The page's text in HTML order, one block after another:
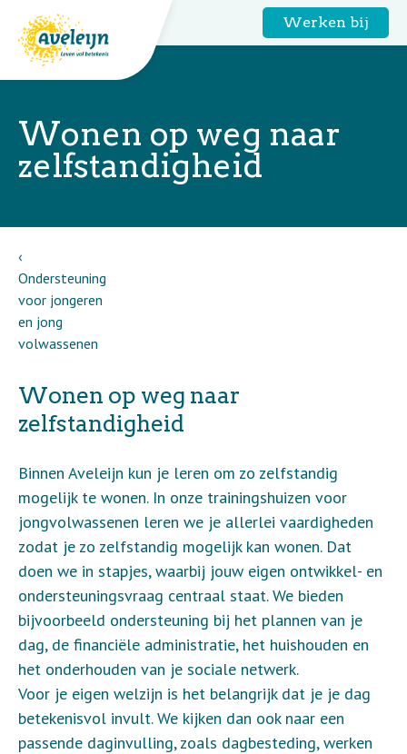
Werken bij
Wonen op weg naar
zelfstandigheid
Ondersteuning
voor jongeren
en jong
volwassenen
Wonen op weg naar
zelfstandigheid
Binnen Aveleijn kun je leren om zo zelfstandig
mogelijk te wonen. In onze trainingshuizen voor
jongvolwassenen leren we je allerlei vaardigheden
zodat je zo zelfstandig mogelijk kan wonen. Dat
doen we in stapjes, waarbij jouw eigen ontwikkel- en
ondersteuningsvraag centraal staat. We bieden
bijvoorbeeld ondersteuning bij het plannen van je
dag, de financiële administratie, het huishouden en
het onderhouden van je sociale netwerk.
Voor je eigen welzijn is het belangrijk dat je je dag
betekenisvol invult. We kijken dan ook naar een
passende daginvulling, zoals dagbesteding, werken